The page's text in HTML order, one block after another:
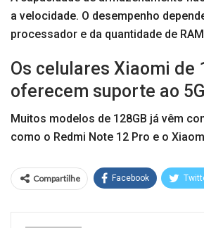
a velocidade. O desempenho
processador e da quantidade de
Os celulares Xiaomi de
oferecem suporte ao
Muitos modelos de 128GB já vêm
como o Redmi Note 12 Pro e o
Compartilhe Facebook